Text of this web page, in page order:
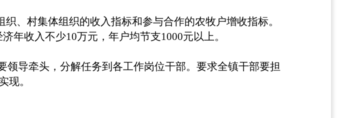
、村集体组织的收入指标和参与合作的农牧户增收指标。
年收入不少10万元，年户均节支1000元以上。
导牵头，分解任务到各工作岗位干部。要求全镇干部要担
现。